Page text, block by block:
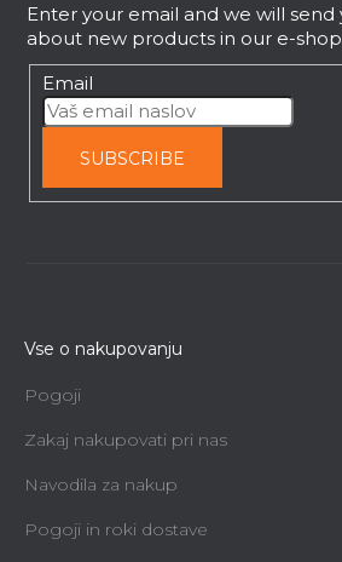
Enter your email and we will
about new products in our e-
Email
SUBSCRIBE
Vse o nakupovanju
Pogoji
Zakaj nakupovati pri nas
Navodila za nakup
Pogoji in roki dostave